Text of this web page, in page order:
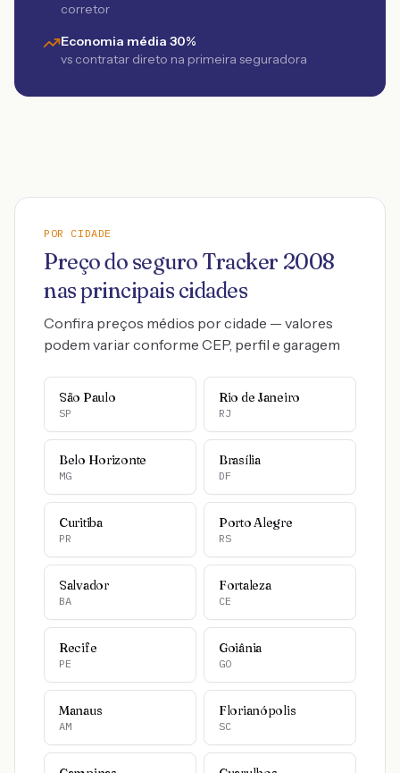
corretor
Economia média 30%
vs contratar direto na primeira seguradora
POR CIDADE
Preço do seguro Tracker 2008
nas principais cidades
Confira preços médios por cidade — valores
podem variar conforme CEP, perfil e garagem
São Paulo
SP
Rio de Janeiro
RJ
Belo Horizonte
MG
Brasília
DF
Curitiba
PR
Porto Alegre
RS
Salvador
BA
Fortaleza
CE
Recife
PE
Goiânia
GO
Manaus
AM
Florianópolis
SC